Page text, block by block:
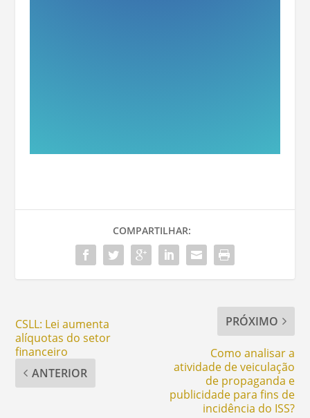
COMPARTILHAR:
CSLL: Lei aumenta
alíquotas do setor
financeiro
ANTERIOR
PRÓXIMO
Como analisar a
atividade de veiculação
de propaganda e
publicidade para fins de
incidência do ISS?